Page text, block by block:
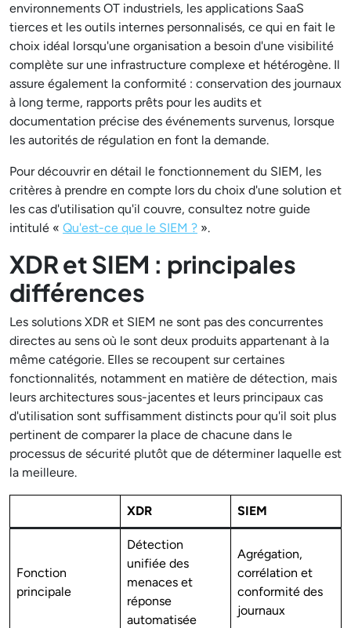
environnements OT industriels, les applications SaaS
tierces et les outils internes personnalisés, ce qui en fait le
choix idéal lorsqu'une organisation a besoin d'une visibilité
complète sur une infrastructure complexe et hétérogène. Il
assure également la conformité : conservation des journaux
à long terme, rapports prêts pour les audits et
documentation précise des événements survenus, lorsque
les autorités de régulation en font la demande.
Pour découvrir en détail le fonctionnement du SIEM, les
critères à prendre en compte lors du choix d'une solution et
les cas d'utilisation qu'il couvre, consultez notre guide
intitulé « Qu'est-ce que le SIEM ? ».
XDR et SIEM : principales
différences
Les solutions XDR et SIEM ne sont pas des concurrentes
directes au sens où le sont deux produits appartenant à la
même catégorie. Elles se recoupent sur certaines
fonctionnalités, notamment en matière de détection, mais
leurs architectures sous-jacentes et leurs principaux cas
d'utilisation sont suffisamment distincts pour qu'il soit plus
pertinent de comparer la place de chacune dans le
processus de sécurité plutôt que de déterminer laquelle est
la meilleure.
XDR SIEM
Fonction
principale
Détection
unifiée des
menaces et
réponse
automatisée
Agrégation,
corrélation et
conformité des
journaux